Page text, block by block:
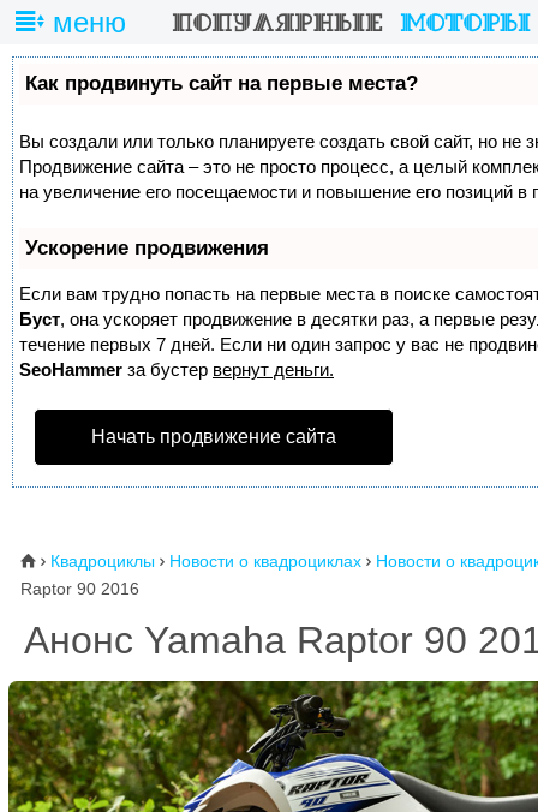
меню
Как продвинуть сайт на первые места?
Вы создали или только планируете создать свой сайт, но не
Продвижение сайта – это не просто процесс, а целый
на увеличение его посещаемости и повышение его позиций в
Ускорение продвижения
Если вам трудно попасть на первые места в поиске
Буст, она ускоряет продвижение в десятки раз, а первые
течение первых 7 дней. Если ни один запрос у вас не
SeoHammer за бустер вернут деньги.
Начать продвижение сайта
⌂  Квадроциклы  Новости о квадроциклах  Новости о
Raptor 90 2016
Анонс Yamaha Raptor 90